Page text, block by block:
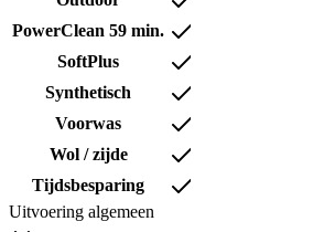
PowerClean 59 min.
SoftPlus
Synthetisch
Voorwas
Wol / zijde
Tijdsbesparing
Uitvoering algemeen